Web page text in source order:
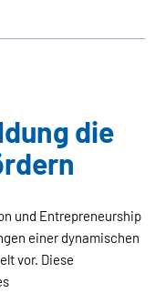
die
und Entrepreneurship
einer dynamischen
vor. Diese